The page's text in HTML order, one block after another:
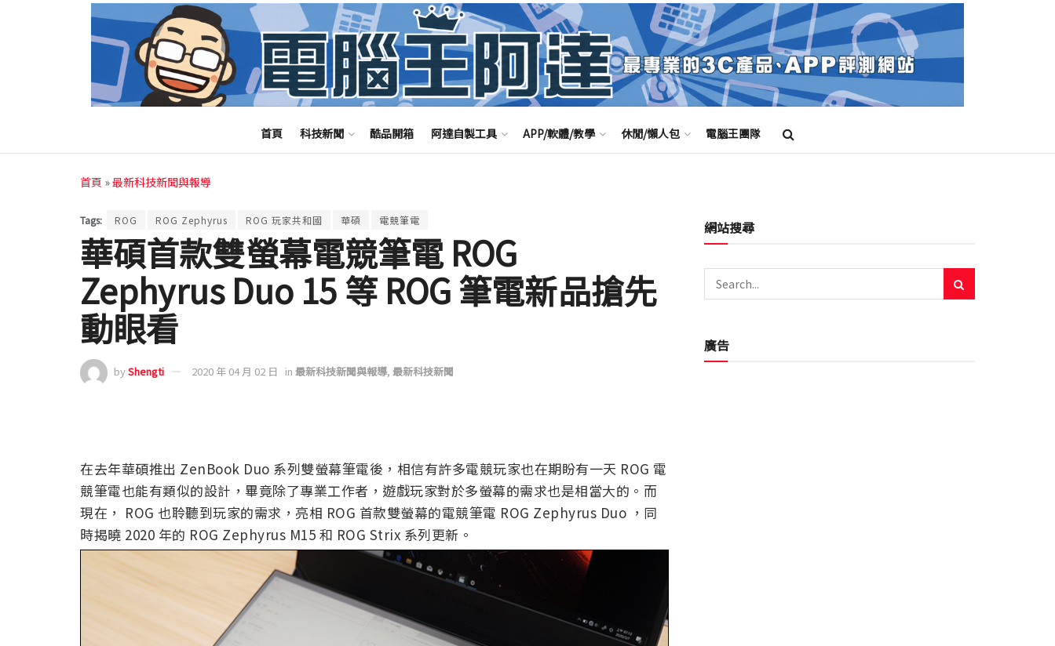
首頁 科技新聞 酷品開箱 阿達自製工具 APP/軟體/教學 休閒/懶人包 電腦王團隊
首頁 »最新科技新聞與報導
Tags: ROG ROG Zephyrus ROG 玩家共和國 華碩 電競筆電
華碩首款雙螢幕電競筆電 ROG
Zephyrus Duo 15 等 ROG 筆電新品搶先
動眼看
byShengti 2020 年 04 月 02 日 in 最新科技新聞與報導, 最新科技新聞
在去年華碩推出 ZenBook Duo 系列雙螢幕筆電後，相信有許多電競玩家也在期盼有一天 ROG 電
競筆電也能有類似的設計，畢竟除了專業工作者，遊戲玩家對於多螢幕的需求也是相當大的。而
現在， ROG 也聆聽到玩家的需求，亮相 ROG 首款雙螢幕的電競筆電 ROG Zephyrus Duo ，同
時揭曉 2020 年的 ROG Zephyrus M15 和 ROG Strix 系列更新。
網站搜尋
廣告